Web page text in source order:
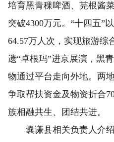
培育黑青稞啤酒、芫根酱
突破4300万元。“十四五”
64.57万人次，实现旅游综
遗“卓根玛”进京展演，黑
物通过平台走向外地。两
争取帮扶资金及物资折合
族相融共生、团结共进。
囊谦县相关负责人介绍